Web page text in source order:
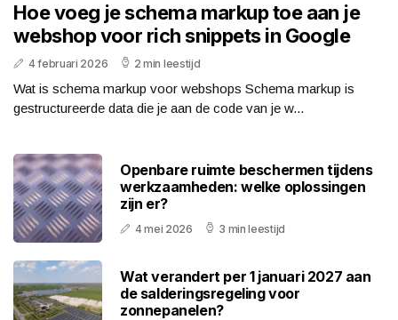
Hoe voeg je schema markup toe aan je
webshop voor rich snippets in Google
4 februari 2026 2 min leestijd
Wat is schema markup voor webshops Schema markup is
gestructureerde data die je aan de code van je w...
Openbare ruimte beschermen tijdens
werkzaamheden: welke oplossingen
zijn er?
4 mei 2026 3 min leestijd
Wat verandert per 1 januari 2027 aan
de salderingsregeling voor
zonnepanelen?